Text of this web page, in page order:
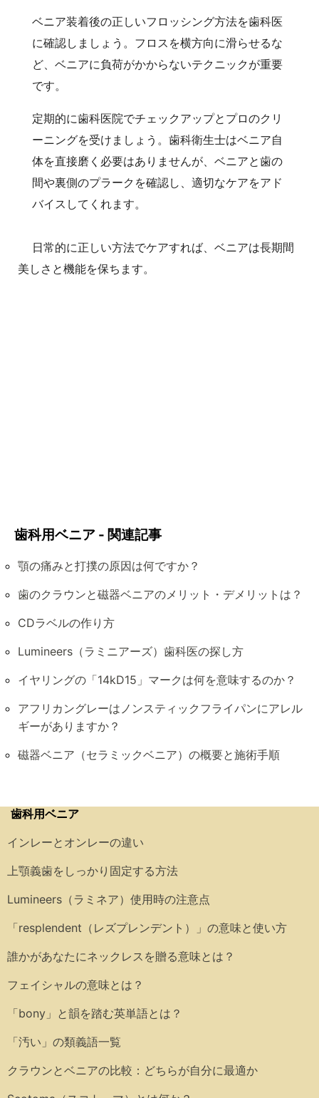
ベニア装着後の正しいフロッシング方法を歯科医
に確認しましょう。フロスを横方向に滑らせるな
ど、ベニアに負荷がかからないテクニックが重要
です。
定期的に歯科医院でチェックアップとプロのクリ
ーニングを受けましょう。歯科衛生士はベニア自
体を直接磨く必要はありませんが、ベニアと歯の
間や裏側のプラークを確認し、適切なケアをアド
バイスしてくれます。
日常的に正しい方法でケアすれば、ベニアは長期間
美しさと機能を保ちます。
歯科用ベニア - 関連記事
顎の痛みと打撲の原因は何ですか？
歯のクラウンと磁器ベニアのメリット・デメリットは？
CDラベルの作り方
Lumineers（ラミニアーズ）歯科医の探し方
イヤリングの「14kD15」マークは何を意味するのか？
アフリカングレーはノンスティックフライパンにアレル
ギーがありますか？
磁器ベニア（セラミックベニア）の概要と施術手順
歯科用ベニア
インレーとオンレーの違い
上顎義歯をしっかり固定する方法
Lumineers（ラミネア）使用時の注意点
「resplendent（レズプレンデント）」の意味と使い方
誰かがあなたにネックレスを贈る意味とは？
フェイシャルの意味とは？
「bony」と韻を踏む英単語とは？
「汚い」の類義語一覧
クラウンとベニアの比較：どちらが自分に最適か